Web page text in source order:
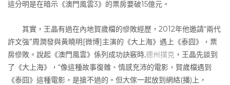
這分明是在暗示《澳門風雲3》的票房要破15億元。
其實，王晶有過在內地賀歲檔的慘敗經歷，2012年他邀請“兩代
許文強”周潤發與黃曉明[微博]主演的《大上海》遇上《泰囧》，票
房慘敗。說起《澳門風雲》係列成功訣竅時,德州撲克 ，王晶先談到
了《大上海》，“像這種故事復雜、情感充沛的電影，賀歲檔遇到
《泰囧》這種電影，是搶不過的。但大傢一起放到網絡(播)上，